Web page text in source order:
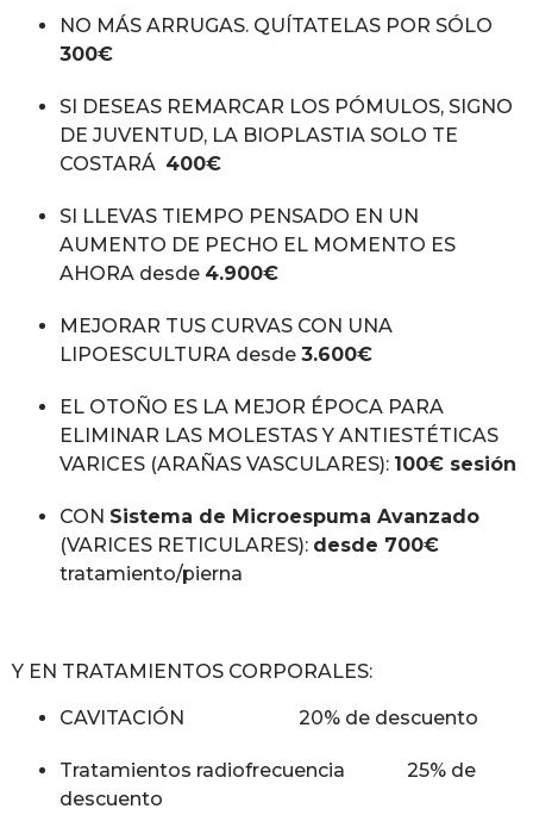
NO MÁS ARRUGAS. QUÍTATELAS POR SÓLO
300€
SI DESEAS REMARCAR LOS PÓMULOS, SIGNO
DE JUVENTUD, LA BIOPLASTIA SOLO TE
COSTARÁ 400€
SI LLEVAS TIEMPO PENSADO EN UN
AUMENTO DE PECHO EL MOMENTO ES
AHORA desde 4.900€
MEJORAR TUS CURVAS CON UNA
LIPOESCULTURA desde 3.600€
EL OTOÑO ES LA MEJOR ÉPOCA PARA
ELIMINAR LAS MOLESTAS Y ANTIESTÉTICAS
VARICES (ARAÑAS VASCULARES): 100€ sesión
CON Sistema de Microespuma Avanzado
(VARICES RETICULARES): desde 700€
tratamiento/pierna
Y EN TRATAMIENTOS CORPORALES:
CAVITACIÓN 20% de descuento
Tratamientos radiofrecuencia 25% de
descuento